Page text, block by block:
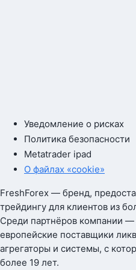
Уведомление о рисках
Политика безопасности
Metatrader ipad
О файлах «cookie»
FreshForex — бренд,
трейдингу для клиентов из
Среди партнёров компании
европейские поставщики
агрегаторы и системы, с
более 19 лет.